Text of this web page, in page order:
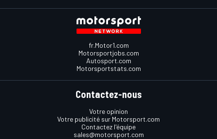
fr.Motor1.com
Motorsportjobs.com
Autosport.com
Motorsportstats.com
Contactez-nous
Votre opinion
Votre publicité sur Motorsport.com
Contactez l'équipe
sales@motorsport.com